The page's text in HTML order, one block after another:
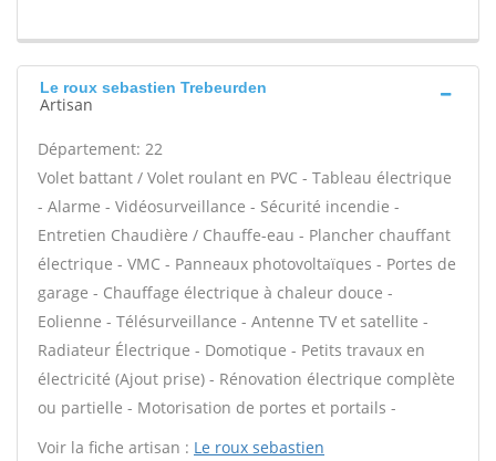
Le roux sebastien Trebeurden
Artisan
Département: 22
Volet battant / Volet roulant en PVC - Tableau électrique
- Alarme - Vidéosurveillance - Sécurité incendie -
Entretien Chaudière / Chauffe-eau - Plancher chauffant
électrique - VMC - Panneaux photovoltaïques - Portes de
garage - Chauffage électrique à chaleur douce -
Eolienne - Télésurveillance - Antenne TV et satellite -
Radiateur Électrique - Domotique - Petits travaux en
électricité (Ajout prise) - Rénovation électrique complète
ou partielle - Motorisation de portes et portails -
Voir la fiche artisan : Le roux sebastien